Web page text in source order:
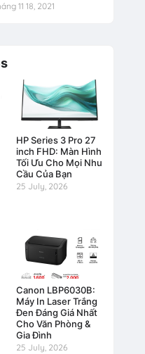
11 18, 2021
HP Series 3 Pro 27
inch FHD: Màn Hình
Tối Ưu Cho Mọi Nhu
Cầu Của Bạn
25 July, 2026
Canon LBP6030B:
Máy In Laser Trắng
Đen Đáng Giá Nhất
Cho Văn Phòng &
Gia Đình
25 July, 2026